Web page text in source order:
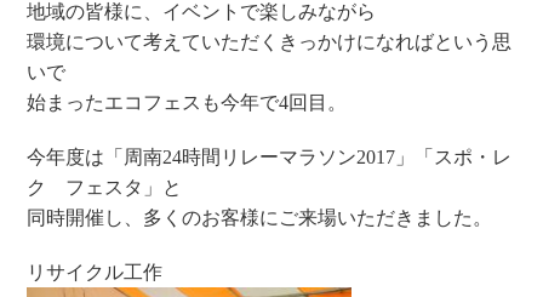
地域の皆様に、イベントで楽しみながら
環境について考えていただくきっかけになればという思
いで
始まったエコフェスも今年で4回目。
今年度は「周南24時間リレーマラソン2017」「スポ・レ
ク フェスタ」と
同時開催し、多くのお客様にご来場いただきました。
リサイクル工作